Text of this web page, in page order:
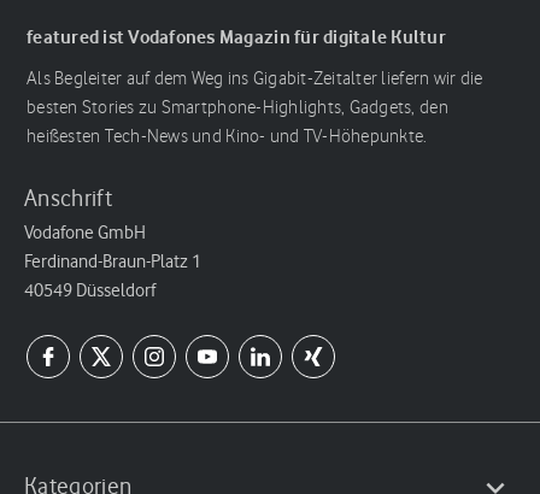
featured ist Vodafones Magazin für digitale Kultur
Als Begleiter auf dem Weg ins Gigabit-Zeitalter liefern wir die
besten Stories zu Smartphone-Highlights, Gadgets, den
heißesten Tech-News und Kino- und TV-Höhepunkte.
Anschrift
Vodafone GmbH
Ferdinand-Braun-Platz 1
40549 Düsseldorf
Kategorien